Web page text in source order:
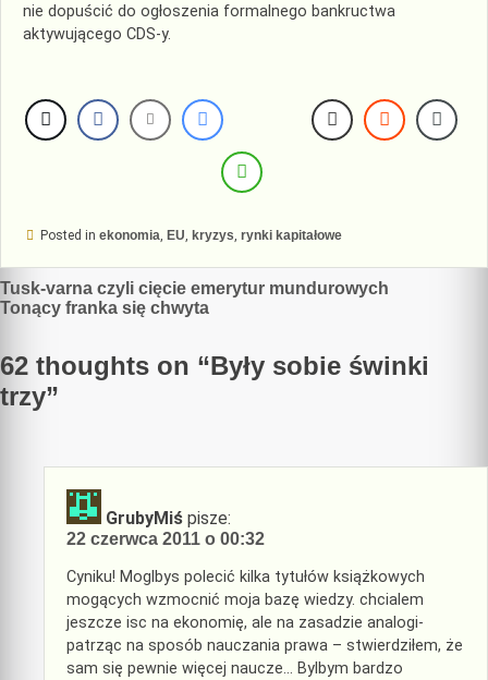
nie dopuścić do ogłoszenia formalnego bankructwa
aktywującego CDS-y.
Posted in ekonomia, EU, kryzys, rynki kapitałowe
Nawigacja
wpisu
Tusk-varna czyli cięcie emerytur mundurowych
Tonący franka się chwyta
62 thoughts on “Były sobie świnki
trzy”
GrubyMiś pisze:
22 czerwca 2011 o 00:32
Cyniku! Moglbys polecić kilka tytułów książkowych
mogących wzmocnić moja bazę wiedzy. chcialem
jeszcze isc na ekonomię, ale na zasadzie analogi-
patrząc na sposób nauczania prawa – stwierdziłem, że
sam się pewnie więcej naucze… Bylbym bardzo